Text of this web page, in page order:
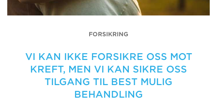
FORSIKRING
VI KAN IKKE FORSIKRE OSS MOT
KREFT, MEN VI KAN SIKRE OSS
TILGANG TIL BEST MULIG
BEHANDLING